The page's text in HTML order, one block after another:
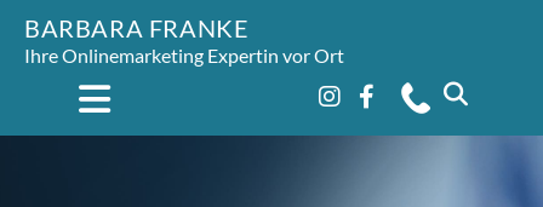
BARBARA FRANKE
Ihre Onlinemarketing Expertin vor Ort